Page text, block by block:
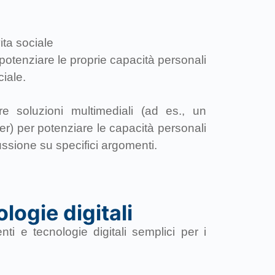
sociale
le proprie capacità personali
soluzioni multimediali (ad es., un
per potenziare le capacità personali
su specifici argomenti.
digitali
e tecnologie digitali semplici per i